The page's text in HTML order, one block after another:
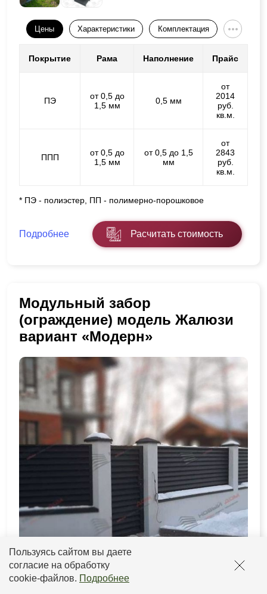
Пользуясь сайтом вы даете
согласие на обработку
cookie-файлов. Подробнее
Цены Характеристики Комплектация
Покрытие Рама Наполнение Прайс
ПЭ
от 0,5 до
1,5 мм
0,5 мм
от
2014
руб.
кв.м.
ППП
от 0,5 до
1,5 мм
от 0,5 до 1,5
мм
от
2843
руб.
кв.м.
* ПЭ - полиэстер, ПП - полимерно-порошковое
Подробнее Расчитать стоимость
Модульный забор
(ограждение) модель Жалюзи
вариант «Модерн»